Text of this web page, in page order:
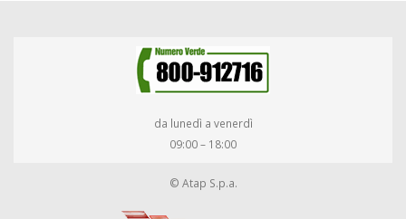
da lunedì a venerdì
09:00 – 18:00
© Atap S.p.a.